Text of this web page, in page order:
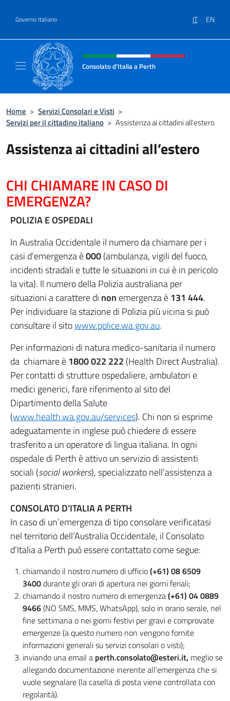
Governo Italiano IT EN
Intestazione sito, social e menù
Consolato d'Italia a Perth
Home > Servizi Consolari e Visti >
Servizi per il cittadino italiano > Assistenza ai cittadini all’estero
Assistenza ai cittadini all’estero
CHI CHIAMARE IN CASO DI
EMERGENZA?
POLIZIA E OSPEDALI
In Australia Occidentale il numero da chiamare per i
casi d’emergenza è000(ambulanza, vigili del fuoco,
incidenti stradali e tutte le situazioni in cui è in pericolo
la vita). Il numero della Polizia australiana per
situazioni a carattere di non emergenza è131 444.
Per individuare la stazione di Polizia più vicina si può
consultare il sitowww.police.wa.gov.au.
Per informazioni di natura medico-sanitaria il numero
da chiamare è1800 022 222 (Health Direct Australia).
Per contatti di strutture ospedaliere, ambulatori e
medici generici, fare riferimento al sito del
Dipartimento della Salute
(www.health.wa.gov.au/services). Chi non si esprime
adeguatamente in inglese può chiedere di essere
trasferito a un operatore di lingua italiana. In ogni
ospedale di Perth è attivo un servizio di assistenti
sociali (social workers), specializzato nell’assistenza a
pazienti stranieri.
CONSOLATO D’ITALIA A PERTH
In caso di un’emergenza di tipo consolare verificatasi
nel territorio dell’Australia Occidentale, il Consolato
d’Italia a Perth può essere contattato come segue:
chiamando il nostro numero di ufficio(+61) 08 6509
3400durante gli orari di apertura nei giorni feriali;
chiamando il nostro numero di emergenza(+61) 04 0889
9466(NO SMS, MMS, WhatsApp), solo in orario serale, nel
fine settimana o nei giorni festivi per gravi e comprovate
emergenze (a questo numero non vengono fornite
informazioni generali su servizi consolari o visti);
inviando una email a perth.consolato@esteri.it, meglio se
allegando documentazione inerente all’emergenza che si
vuole segnalare (la casella di posta viene controllata con
regolarità).